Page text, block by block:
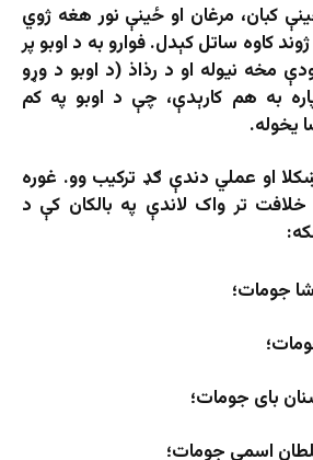
کبان، مرغان او ځینې نور هغه ژوي
کاوه ساتل کېدل. فوارو به د اوبو پر
مخه نیوله او د رذاذ (د اوبو د وړو
به هم کارېدې، چې د اوبو په کم
یخوله.
او عملي دندې ګډ ترکیب وو. غوره
تر واک لاندې په بالکان کې د
جومات؛
بای جومات؛
اسمي جومات؛